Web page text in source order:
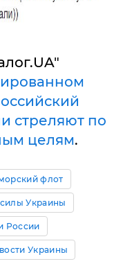
стреляют по
целям.
флот
Украины
России
Украины